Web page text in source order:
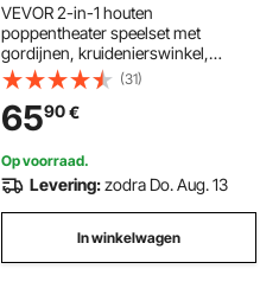
VEVOR 2-in-1 houten
poppentheater speelset met
gordijnen, kruidenierswinkel,
dubbelzijdig houten spel met
schoolbord en kassa, marktkraam
voor rollenspel voor kinderen vanaf
3 jaar
(31)
6590€
Op voorraad.
Levering:zodra Do. Aug. 13
In winkelwagen